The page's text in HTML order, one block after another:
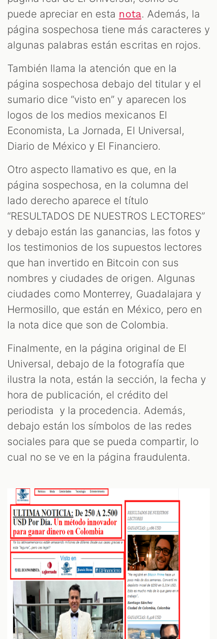
puede apreciar en esta nota. Además, la
página sospechosa tiene más caracteres y
algunas palabras están escritas en rojos.
También llama la atención que en la
página sospechosa debajo del titular y el
sumario dice “visto en” y aparecen los
logos de los medios mexicanos El
Economista, La Jornada, El Universal,
Diario de México y El Financiero.
Otro aspecto llamativo es que, en la
página sospechosa, en la columna del
lado derecho aparece el título
“RESULTADOS DE NUESTROS LECTORES”
y debajo están las ganancias, las fotos y
los testimonios de los supuestos lectores
que han invertido en Bitcoin con sus
nombres y ciudades de origen. Algunas
ciudades como Monterrey, Guadalajara y
Hermosillo, que están en México, pero en
la nota dice que son de Colombia.
Finalmente, en la página original de El
Universal, debajo de la fotografía que
ilustra la nota, están la sección, la fecha y
hora de publicación, el crédito del
periodista y la procedencia. Además,
debajo están los símbolos de las redes
sociales para que se pueda compartir, lo
cual no se ve en la página fraudulenta.